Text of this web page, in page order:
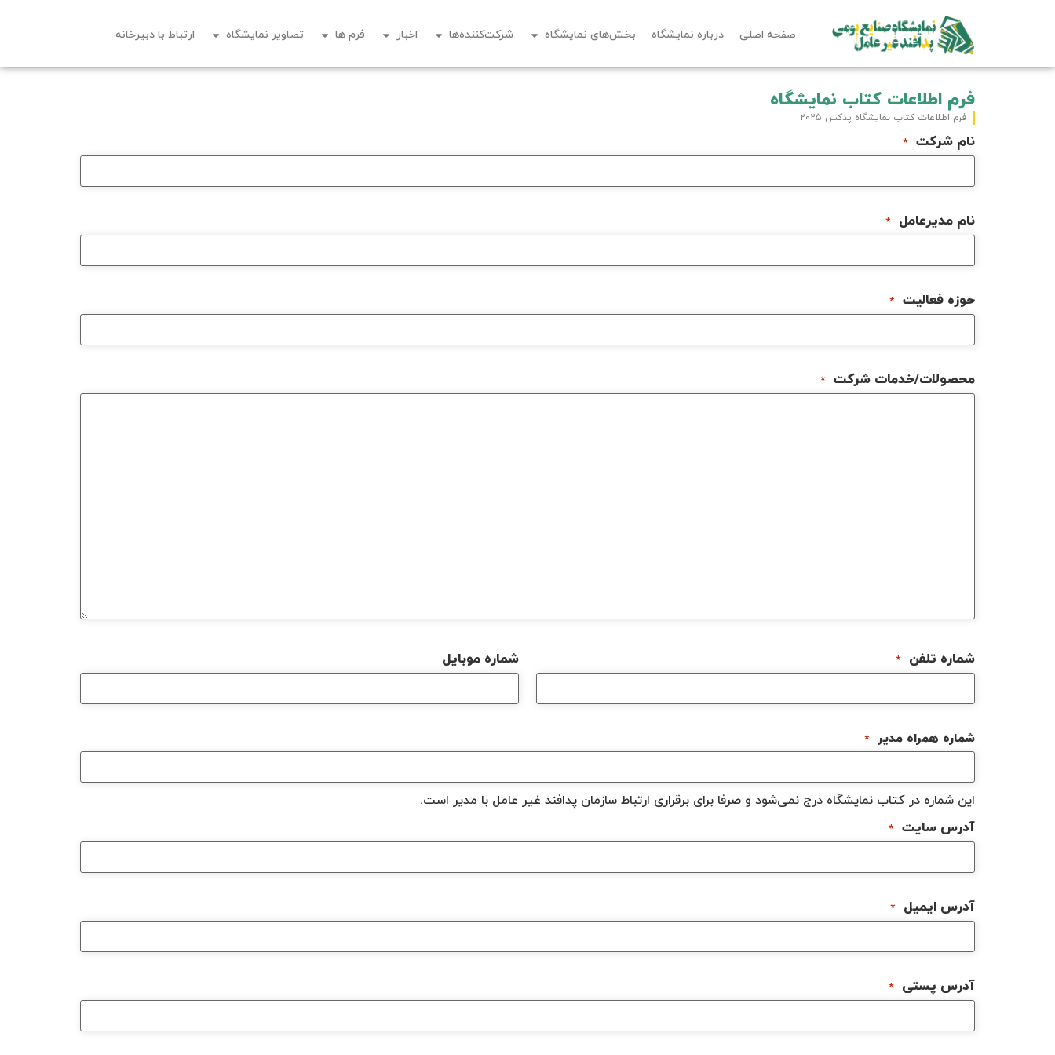
صفحه اصلی درباره نمایشگاه بخش‌های نمایشگاه شرکت‌کننده‌ها اخبار فرم ها تصاویر نمایشگاه ارتباط با دبیرخانه
فرم اطلاعات کتاب نمایشگاه
فرم اطلاعات کتاب نمایشگاه پدکس 2025
نام شرکت *
نام مدیرعامل *
حوزه فعالیت *
محصولات/خدمات شرکت *
شماره تلفن * شماره موبایل
شماره همراه مدیر *
این شماره در کتاب نمایشگاه درج نمی‌شود و صرفا برای برقراری ارتباط سازمان پدافند غیر عامل با مدیر است.
آدرس سایت *
آدرس ایمیل *
آدرس پستی *